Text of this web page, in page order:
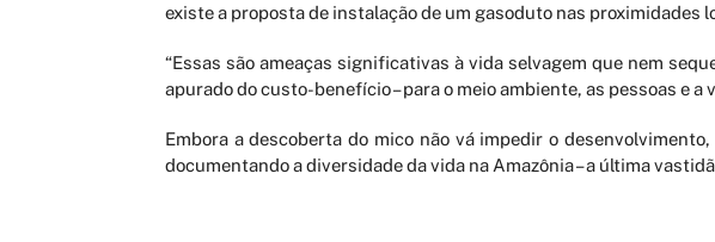
existe a proposta de instalação de um gasoduto nas proximidades
“Essas são ameaças significativas à vida selvagem que nem
apurado do custo-benefício – para o meio ambiente, as pessoas e
Embora a descoberta do mico não vá impedir o
documentando a diversidade da vida na Amazônia – a última